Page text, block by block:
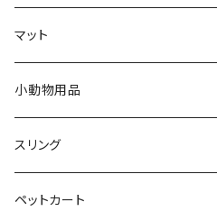
マット
小動物用品
スリング
ペットカート